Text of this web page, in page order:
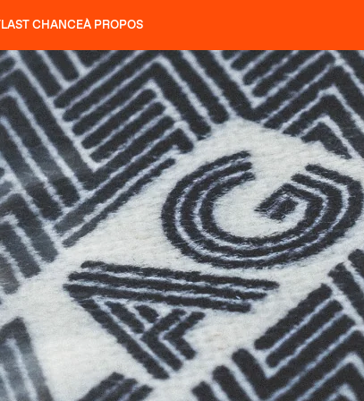
104 LITE
SLAP 112
SLAP 92 SLAP 92
UBAC 102
COUTEAUX
LAST CHANCEÀ PROPOS
RECHERCHER